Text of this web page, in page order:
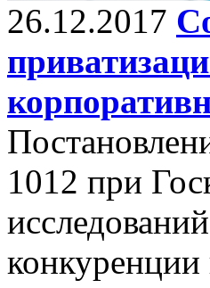
26.12.2017
1012 при
конкуренции